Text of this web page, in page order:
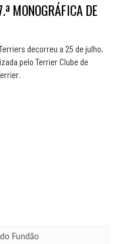
MONOGRÁFICA DE
decorreu a 25 de julho,
pelo Terrier Clube de
Fundão